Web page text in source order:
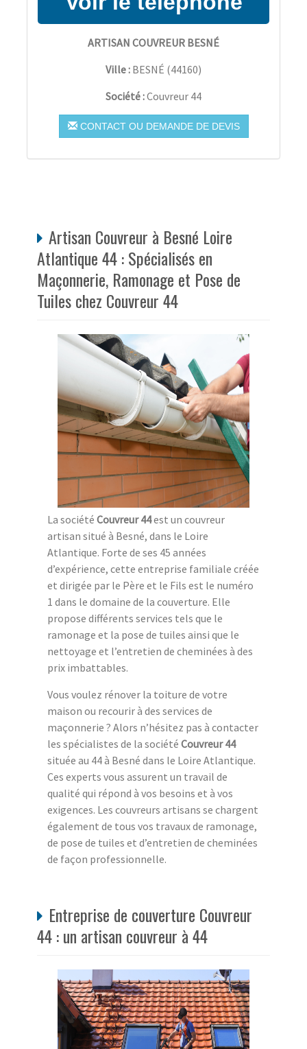
ARTISAN COUVREUR BESNÉ
Ville : BESNÉ (44160)
Société :Couvreur 44
CONTACT OU DEMANDE DE DEVIS
Artisan Couvreur à Besné Loire
Atlantique 44 : Spécialisés en
Maçonnerie, Ramonage et Pose de
Tuiles chez Couvreur 44
La société Couvreur 44est un couvreur
artisan situé à Besné, dans le Loire
Atlantique. Forte de ses 45 années
d’expérience, cette entreprise familiale créée
et dirigée par le Père et le Fils est le numéro
1 dans le domaine de la couverture. Elle
propose différents services tels que le
ramonage et la pose de tuiles ainsi que le
nettoyage et l’entretien de cheminées à des
prix imbattables.
Vous voulez rénover la toiture de votre
maison ou recourir à des services de
maçonnerie ? Alors n’hésitez pas à contacter
les spécialistes de la société Couvreur 44
située au 44 à Besné dans le Loire Atlantique.
Ces experts vous assurent un travail de
qualité qui répond à vos besoins et à vos
exigences. Les couvreurs artisans se chargent
également de tous vos travaux de ramonage,
de pose de tuiles et d’entretien de cheminées
de façon professionnelle.
Entreprise de couverture Couvreur
44 : un artisan couvreur à 44